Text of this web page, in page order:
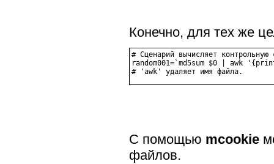
Конечно, для тех же
# Сценарий вычисляет
random001=`md5sum $0 | awk
С помощью mcookie
файлов.